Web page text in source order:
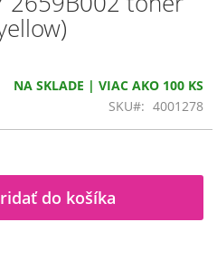
NA SKLADE | VIAC AKO 100 KS
SKU
4001278
do košíka